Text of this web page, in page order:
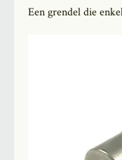
Een grendel die